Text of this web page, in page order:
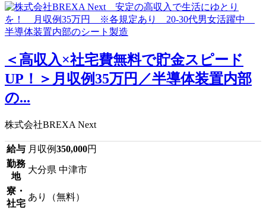
＜高収入×社宅費無料で貯金スピード
UP！＞月収例35万円／半導体装置内部
の...
株式会社BREXA Next
給与 月収例350,000円
勤務
地
大分県 中津市
寮・
社宅
あり（無料）